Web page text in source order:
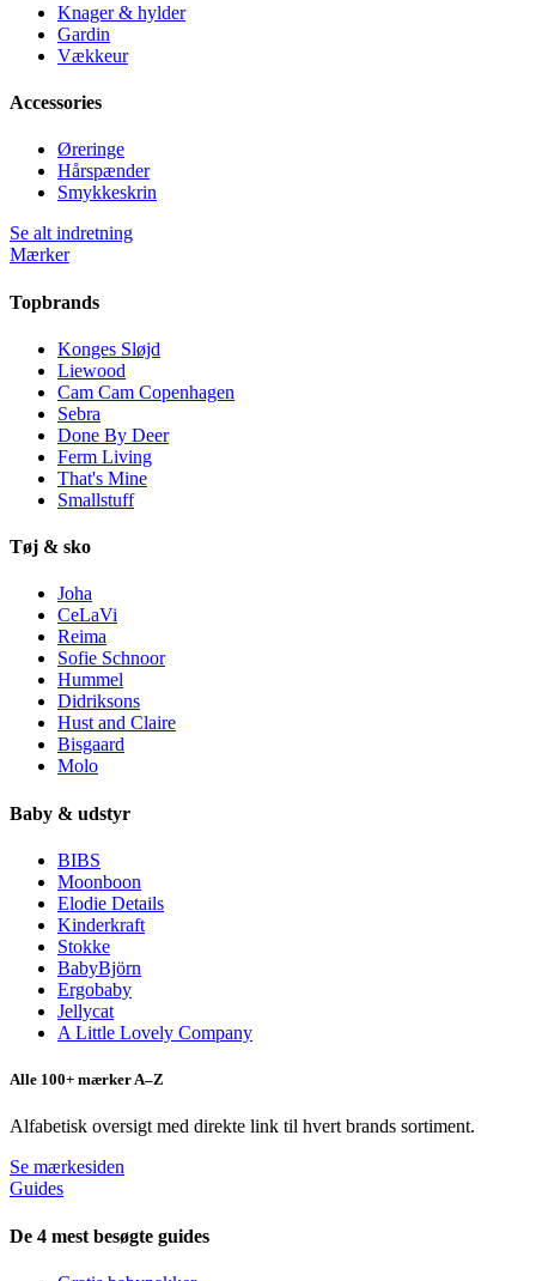
Knager & hylder
Gardin
Vækkeur
Accessories
Øreringe
Hårspænder
Smykkeskrin
Se alt indretning
Mærker
Topbrands
Konges Sløjd
Liewood
Cam Cam Copenhagen
Sebra
Done By Deer
Ferm Living
That's Mine
Smallstuff
Tøj & sko
Joha
CeLaVi
Reima
Sofie Schnoor
Hummel
Didriksons
Hust and Claire
Bisgaard
Molo
Baby & udstyr
BIBS
Moonboon
Elodie Details
Kinderkraft
Stokke
BabyBjörn
Ergobaby
Jellycat
A Little Lovely Company
Alle 100+ mærker A–Z
Alfabetisk oversigt med direkte link til hvert brands sortiment.
Se mærkesiden
Guides
De 4 mest besøgte guides